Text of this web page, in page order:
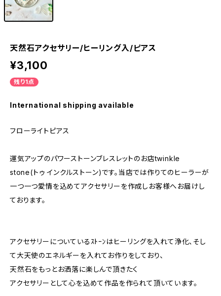
天然石アクセサリー/ヒーリング入/ピアス
¥3,100
残り1点
International shipping available
フローライトピアス
運気アップのパワーストーンブレスレットのお店twinkle
stone(トゥ インクルストーン)です。当店では作りてのヒーラーが
一つ一つ愛情を込めてアクセサリーを作成しお客様へお届けし
ております。
アクセサリーについているｽﾄｰﾝはヒーリングを入れて浄化、そし
て大天使のエネルギーを入れてお作りをしており、
天然石をもっとお洒落に楽しんで頂きたく
アクセサリーとして心を込めて作品を作られて頂いています。